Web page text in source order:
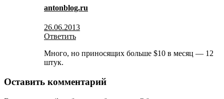
antonblog.ru
26.06.2013
Ответить
Много, но приносящих больше $10 в месяц — 12
штук.
Оставить комментарий